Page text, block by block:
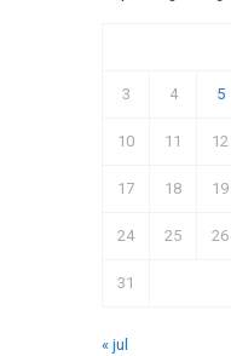
3 4 5
10 11 12
17 18 19
24 25 26
31
« jul